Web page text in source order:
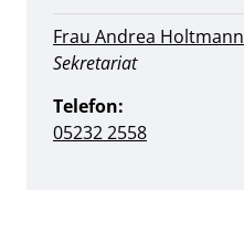
Frau Andrea Holtmann
Position:
Sekretariat
Telefon:
05232 2558